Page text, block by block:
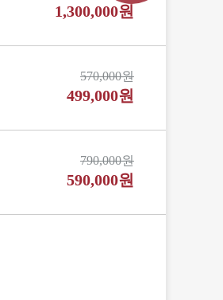
1,300,000원
499,000원
570,000원
590,000원
790,000원